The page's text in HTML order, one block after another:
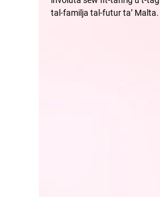
tal-familja tal-futur ta’ Malta.